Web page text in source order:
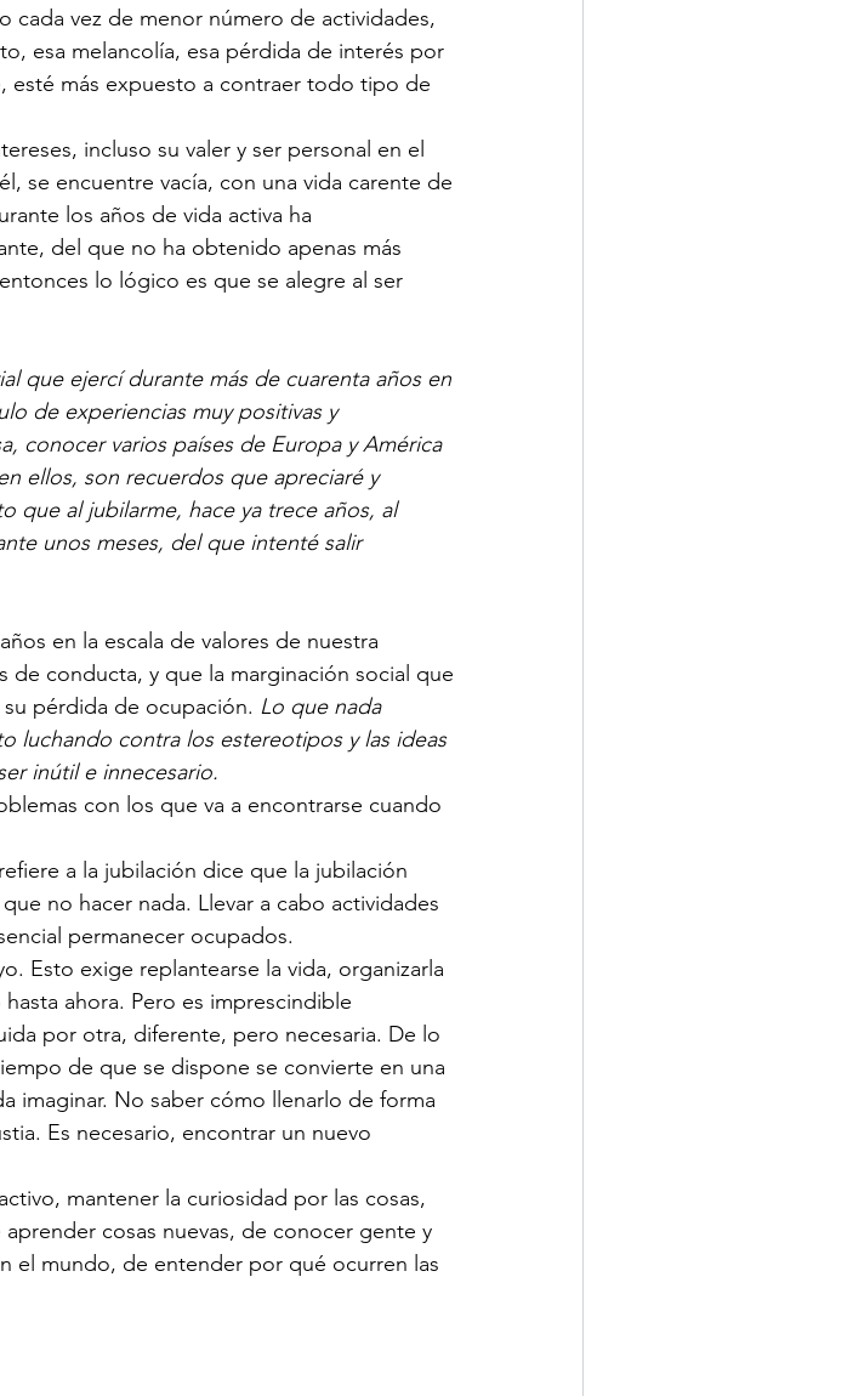
cada vez de menor número de actividades,
esa melancolía, esa pérdida de interés por
esté más expuesto a contraer todo tipo de
incluso su valer y ser personal en el
se encuentre vacía, con una vida carente de
los años de vida activa ha
del que no ha obtenido apenas más
lo lógico es que se alegre al ser
que ejercí durante más de cuarenta años en
de experiencias muy positivas y
conocer varios países de Europa y América
ellos, son recuerdos que apreciaré y
que al jubilarme, hace ya trece años, al
unos meses, del que intenté salir
en la escala de valores de nuestra
conducta, y que la marginación social que
pérdida de ocupación. Lo que nada
luchando contra los estereotipos y las ideas
inútil e innecesario.
con los que va a encontrarse cuando
a la jubilación dice que la jubilación
no hacer nada. Llevar a cabo actividades
permanecer ocupados.
Esto exige replantearse la vida, organizarla
ahora. Pero es imprescindible
por otra, diferente, pero necesaria. De lo
de que se dispone se convierte en una
imaginar. No saber cómo llenarlo de forma
Es necesario, encontrar un nuevo
mantener la curiosidad por las cosas,
cosas nuevas, de conocer gente y
el mundo, de entender por qué ocurren las